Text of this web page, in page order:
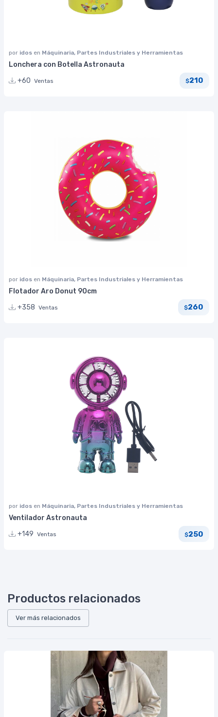
por idos en Máquinaria, Partes Industriales y Herramientas
Lonchera con Botella Astronauta
+60 Ventas $210
por idos en Máquinaria, Partes Industriales y Herramientas
Flotador Aro Donut 90cm
+358 Ventas $260
por idos en Máquinaria, Partes Industriales y Herramientas
Ventilador Astronauta
+149 Ventas $250
Productos relacionados
Ver más relacionados